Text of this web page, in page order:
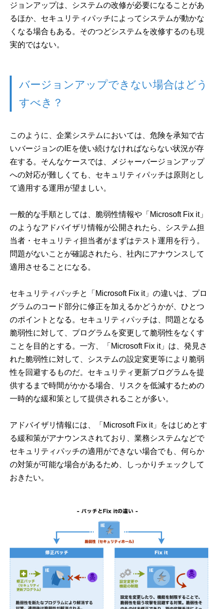
ジョンアップは、システムの改修が必要になることがあ
るほか、セキュリティパッチによってシステムが動かな
くなる場合もある。そのつどシステムを改修するのも現
実的ではない。
バージョンアップできない場合はどう
すべき？
このように、企業システムにおいては、危険を承知で古
いバージョンのIEを使い続けなければならない状況が存
在する。そんなケースでは、メジャーバージョンアップ
への対応が難しくても、セキュリティパッチは原則とし
て適用する運用が望ましい。
一般的な手順としては、脆弱性情報や「Microsoft Fix it」
のようなアドバイザリ情報が公開されたら、システム担
当者・セキュリティ担当者がまずはテスト運用を行う。
問題がないことが確認されたら、社内にアナウンスして
適用させることになる。
セキュリティパッチと「Microsoft Fix it」の違いは、プロ
グラムのコード部分に修正を加えるかどうかが、ひとつ
のポイントとなる。セキュリティパッチは、問題となる
脆弱性に対して、プログラムを変更して脆弱性をなくす
ことを目的とする。一方、「Microsoft Fix it」は、発見さ
れた脆弱性に対して、システムの設定変更等により脆弱
性を回避するものだ。セキュリティ更新プログラムを提
供するまで時間がかかる場合、リスクを低減するための
一時的な緩和策として提供されることが多い。
アドバイザリ情報には、「Microsoft Fix it」をはじめとす
る緩和策がアナウンスされており、業務システムなどで
セキュリティパッチの適用ができない場合でも、何らか
の対策が可能な場合があるため、しっかりチェックして
おきたい。